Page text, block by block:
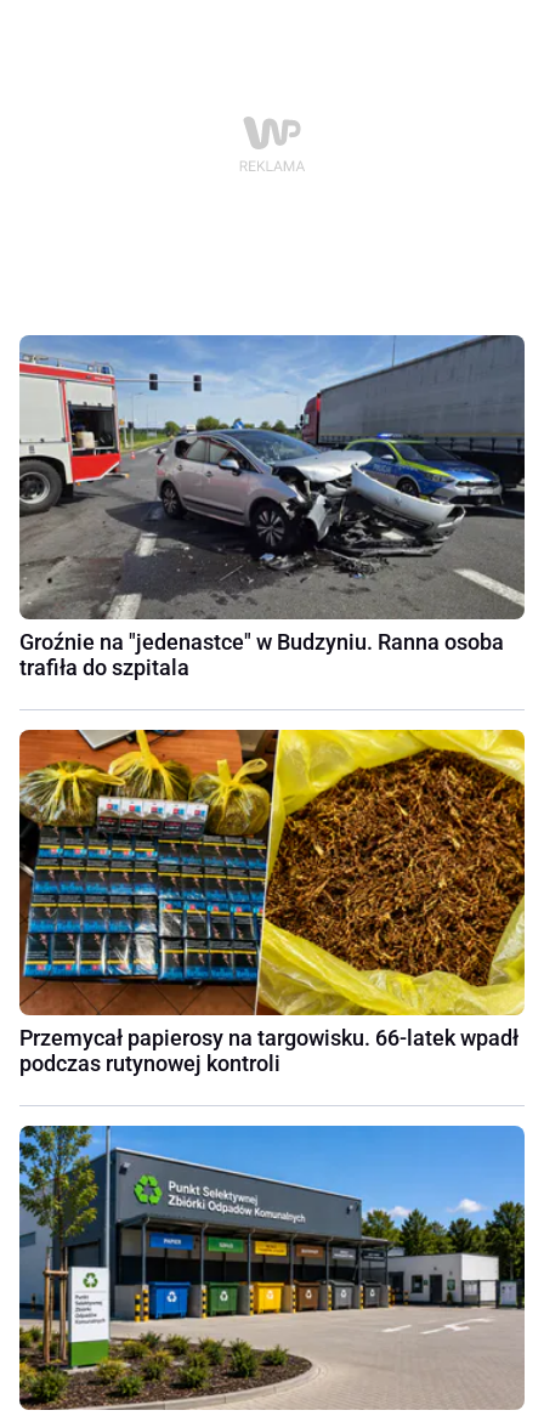
Groźnie na "jedenastce" w Budzyniu. Ranna osoba
trafiła do szpitala
Przemycał papierosy na targowisku. 66-latek wpadł
podczas rutynowej kontroli